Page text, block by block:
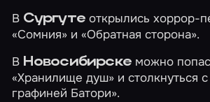
В Сургутеоткрылись хоррор-
«Сомния» и«Обратная сторона».
В Новосибирске можно
«Хранилище душ» и столкнуться
графиней Батори».